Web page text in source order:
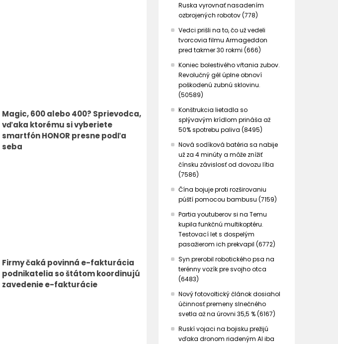
Magic, 600 alebo 400? Sprievodca,
vďaka ktorému si vyberiete
smartfón HONOR presne podľa
seba
Firmy čaká povinná e-fakturácia
podnikatelia so štátom koordinujú
zavedenie e-fakturácie
Ruska vyrovnať nasadením
ozbrojených robotov (778)
Vedci prišli na to, čo už vedeli
tvorcovia filmu Armageddon
pred takmer 30 rokmi (666)
Koniec bolestivého vŕtania zubov.
Revolučný gél úplne obnoví
poškodenú zubnú sklovinu.
(50589)
Konštrukcia lietadla so
splývavým krídlom prináša až
50% spotrebu paliva (8495)
Nová sodíková batéria sa nabije
už za 4 minúty a môže znížiť
čínsku závislosť od dovozu lítia
(7586)
Čína bojuje proti rozširovaniu
púští pomocou bambusu (7159)
Partia youtuberov si na Temu
kupila funkčnú multikoptéru.
Testovací let s dospelým
pasažierom ich prekvapil (6772)
Syn prerobil robotického psa na
terénny vozík pre svojho otca
(6483)
Nový fotovoltický článok dosiahol
účinnosť premeny slnečného
svetla až na úrovni 35,5 % (6167)
Ruskí vojaci na bojisku prežijú
vďaka dronom riadeným AI iba